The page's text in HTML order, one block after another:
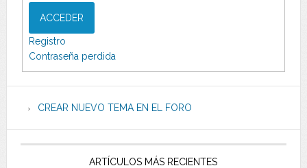
ACCEDER
Registro
Contraseña perdida
CREAR NUEVO TEMA EN EL FORO
ARTÍCULOS MÁS RECIENTES